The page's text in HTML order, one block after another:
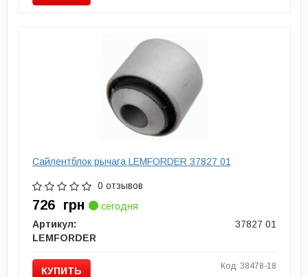
Сайлентблок рычага LEMFORDER 37827 01
0 отзывов
726 грн
сегодня
Артикул:
37827 01
LEMFORDER
КУПИТЬ Код: 38478-18